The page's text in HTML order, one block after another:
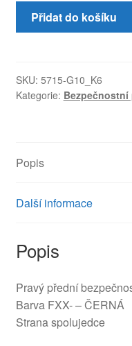
Přední
pás
Xsara
96372782XX
Přidat do košíku
SKU: 5715-G10_K6
Kategorie: Bezpečnostní
Popis
Další informace
Popis
Pravý přední
Barva FXX- – ČERNÁ
Strana spolujedce